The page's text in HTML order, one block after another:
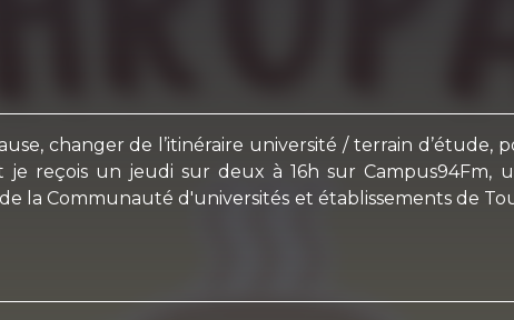
changer de l’itinéraire université / terrain d’étude,
reçois un jeudi sur deux à 16h sur
la Communauté d'universités et établissements de